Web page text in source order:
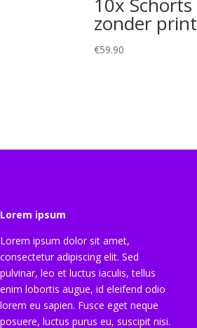
10x Schorts
zonder print
€59.90
Lorem ipsum
Lorem ipsum dolor sit amet,
consectetur adipiscing elit. Sed
pulvinar, leo et luctus iaculis, tellus
enim lobortis augue, id eleifend odio
lorem eu sapien. Fusce eget neque
posuere, luctus purus eu, suscipit nisi.